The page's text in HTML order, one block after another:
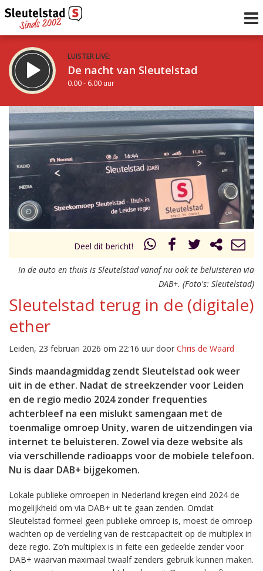
LUISTER LIVE:
De nacht van Sleutelstad
0.00 - 6.00 uur
STRAKS:
De ochtend van Sleutelstad
6.00 - 12.00 uur
Vorig uur
uur 1 van 0 Volgend uur
Deel dit bericht!
In de auto en thuis is Sleutelstad vanaf nu ook te beluisteren via
DAB+. (Foto's: Sleutelstad)
Sleutelstad terug in de (digitale)
ether
Leiden, 23 februari 2026 om 22:16 uur door Chris de Waard
Sinds maandagmiddag zendt Sleutelstad ook weer
uit in de ether. Nadat de streekzender voor Leiden
en de regio medio 2024 zonder frequenties
achterbleef na een mislukt samengaan met de
toenmalige omroep Unity, waren de uitzendingen via
internet te beluisteren. Zowel via deze website als
via verschillende radioapps voor de mobiele telefoon.
Nu is daar DAB+ bijgekomen.
Lokale publieke omroepen in Nederland kregen eind 2024 de
mogelijkheid om via DAB+ uit te gaan zenden. Omdat
Sleutelstad formeel geen publieke omroep is, moest de omroep
wachten op de verdeling van de restcapaciteit op de multiplex in
deze regio. Zo’n multiplex is in feite een gedeelde zender voor
DAB+ waarvan maximaal twaalf zenders gebruik kunnen maken.